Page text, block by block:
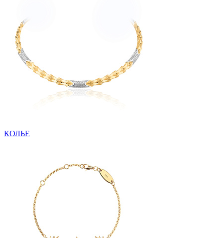
КОЛЬЕ